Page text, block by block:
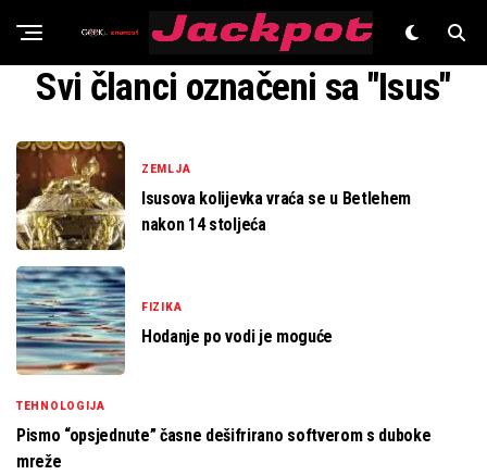
Znanost
Svi članci označeni sa "Isus"
ZEMLJA
Isusova kolijevka vraća se u Betlehem
nakon 14 stoljeća
FIZIKA
Hodanje po vodi je moguće
TEHNOLOGIJA
Pismo “opsjednute” časne dešifrirano softverom s duboke
mreže